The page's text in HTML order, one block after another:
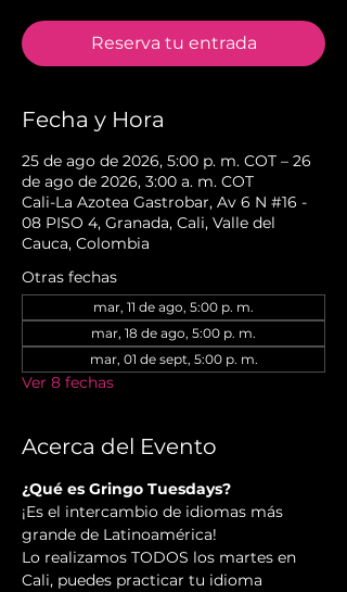
Reserva tu entrada
Fecha y Hora
25 de ago de 2026, 5:00 p. m. COT – 26
de ago de 2026, 3:00 a. m. COT
Cali-La Azotea Gastrobar, Av 6 N #16 -
08 PISO 4, Granada, Cali, Valle del
Cauca, Colombia
Otras fechas
mar, 11 de ago, 5:00 p. m.
mar, 18 de ago, 5:00 p. m.
mar, 01 de sept, 5:00 p. m.
Ver 8 fechas
Acerca del Evento
¿Qué es Gringo Tuesdays?
¡Es el intercambio de idiomas más
grande de Latinoamérica!
Lo realizamos TODOS los martes en
Cali, puedes practicar tu idioma